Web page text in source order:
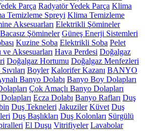
Parça Radyatör Yedek Parça Klima
Temizleme Spreyi Klima Temizleme
Aksesuarları Elektrikli Şömineler
Bacasız Şömineler Güneş Enerji Sistemleri
Kuzine Soba Elektrikli Soba Pelet
Aksesuarları Hava Perdesi Doğalgaz
Doğalgaz Hortumu Doğalgaz Menfezleri
Boyler Kalorifer Kazanı BANYO
Banyo Dolabı Banyo Boy Dolapları
Çok Amaçlı Banyo Dolapları
Ecza Dolabı Banyo Rafları Duş
Duş Tekneleri Jakuziler Küvet Duş
Duş Başlıkları Duş Kolonları Sürgülü
El Duşu Vitrifiyeler Lavabolar